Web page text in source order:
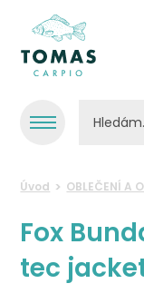
Úvod OBLEČENÍ A
Fox
tec